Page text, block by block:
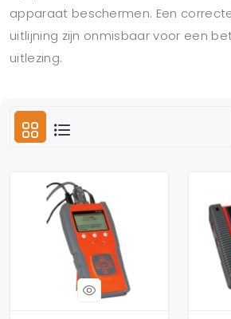
apparaat beschermen. Een
uitlijning zijn onmisbaar voor een
uitlezing.